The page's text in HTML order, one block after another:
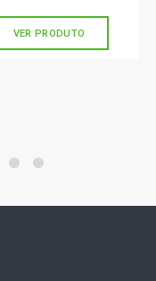
VER PRODUTO
7 8